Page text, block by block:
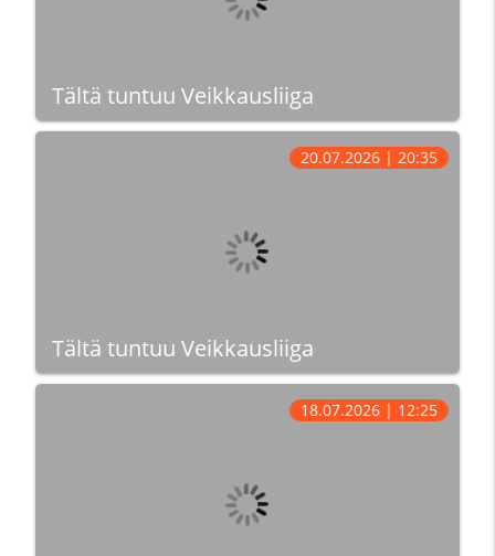
Tältä tuntuu Veikkausliiga
Tältä tuntuu Veikkausliiga
20.07.2026 | 20:35
18.07.2026 | 12:25